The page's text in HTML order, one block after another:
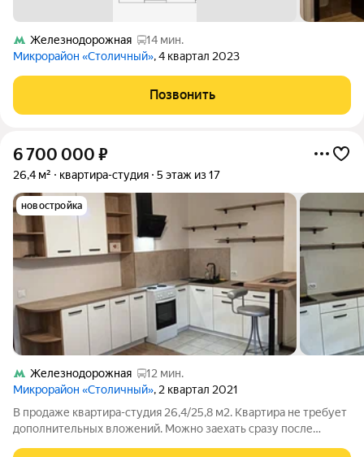
Железнодорожная
14 мин.
Микрорайон «Столичный», 4 квартал 2023
Позвонить
6 700 000 ₽
26,4 м² квартира-студия 5 этаж из 17
новостройка
Железнодорожная
12 мин.
Микрорайон «Столичный», 2 квартал 2021
В продаже квартира-студия 26,4/25,8 м2. Квартира не требует
дополнительных вложений. Можно заехать сразу после